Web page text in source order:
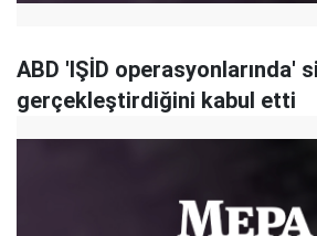
ABD 'IŞİD operasyonlarında'
gerçekleştirdiğini kabul etti